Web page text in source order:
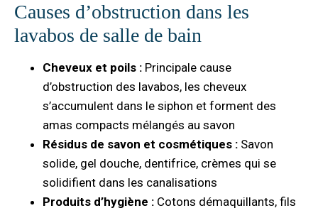
Causes d’obstruction dans les
lavabos de salle de bain
Cheveux et poils : Principale cause
d’obstruction des lavabos, les cheveux
s’accumulent dans le siphon et forment des
amas compacts mélangés au savon
Résidus de savon et cosmétiques : Savon
solide, gel douche, dentifrice, crèmes qui se
solidifient dans les canalisations
Produits d’hygiène : Cotons démaquillants, fils